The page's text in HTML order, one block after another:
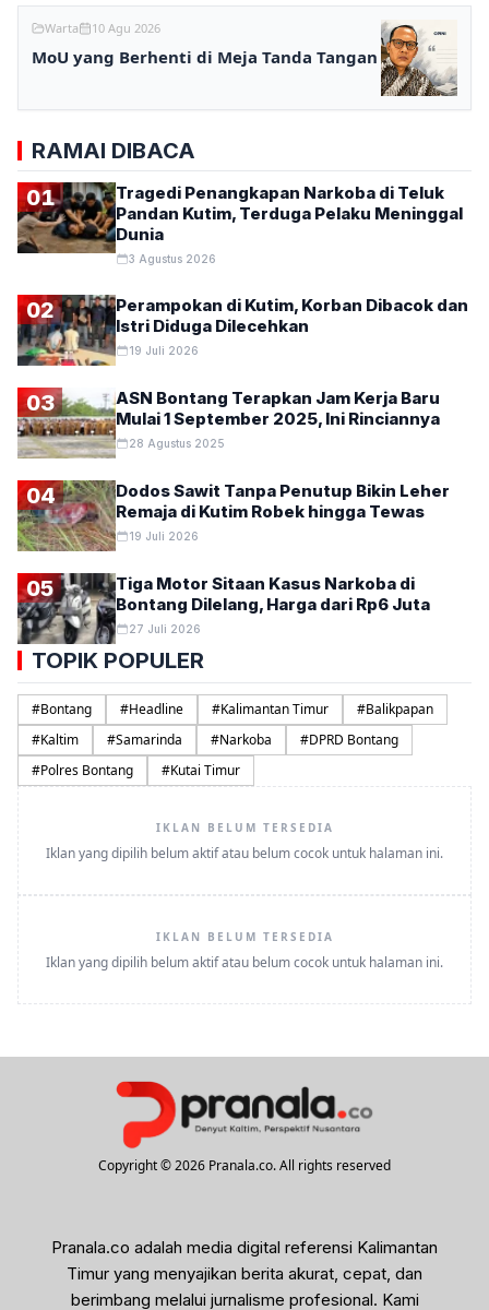
Warta 10 Agu 2026
MoU yang Berhenti di Meja Tanda Tangan
RAMAI DIBACA
01
Tragedi Penangkapan Narkoba di Teluk
Pandan Kutim, Terduga Pelaku Meninggal
Dunia
3 Agustus 2026
02
Perampokan di Kutim, Korban Dibacok dan
Istri Diduga Dilecehkan
19 Juli 2026
03
ASN Bontang Terapkan Jam Kerja Baru
Mulai 1 September 2025, Ini Rinciannya
28 Agustus 2025
04
Dodos Sawit Tanpa Penutup Bikin Leher
Remaja di Kutim Robek hingga Tewas
19 Juli 2026
05
Tiga Motor Sitaan Kasus Narkoba di
Bontang Dilelang, Harga dari Rp6 Juta
27 Juli 2026
TOPIK POPULER
#Bontang #Headline #Kalimantan Timur #Balikpapan
#Kaltim #Samarinda #Narkoba #DPRD Bontang
#Polres Bontang #Kutai Timur
IKLAN BELUM TERSEDIA
Iklan yang dipilih belum aktif atau belum cocok untuk halaman ini.
IKLAN BELUM TERSEDIA
Iklan yang dipilih belum aktif atau belum cocok untuk halaman ini.
Copyright © 2026 Pranala.co. All rights reserved
Pranala.co adalah media digital referensi Kalimantan
Timur yang menyajikan berita akurat, cepat, dan
berimbang melalui jurnalisme profesional. Kami